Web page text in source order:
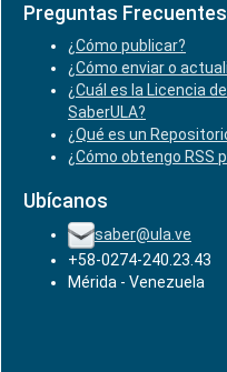
Preguntas Frecuentes
¿Cómo publicar?
¿Cómo enviar o
¿Cuál es la Licencia
SaberULA?
¿Qué es un
¿Cómo obtengo RSS
Ubícanos
saber@ula.ve
+58-0274-240.23.43
Mérida - Venezuela